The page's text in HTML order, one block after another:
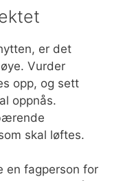
er det
Vurder
opp, og sett
oppnås.
skal løftes.
en fagperson for